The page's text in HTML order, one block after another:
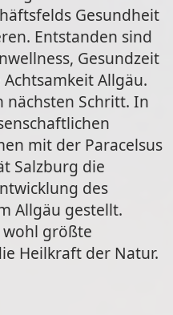
Gesundheit
Entstanden sind
Gesundzeit
Allgäu.
nächsten Schritt. In
mit der Paracelsus
Salzburg die
des
Allgäu gestellt.
größte
Heilkraft der Natur.